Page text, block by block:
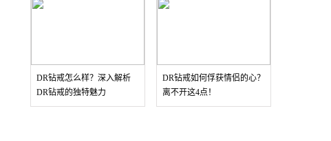
DR钻戒怎么样？深入解析
DR钻戒的独特魅力
DR钻戒如何俘获情侣的心？
离不开这4点！